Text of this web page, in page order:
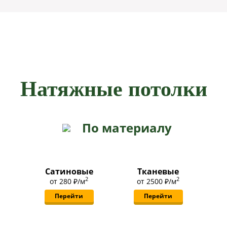
Натяжные потолки
По материалу
Сатиновые
от 280 ₽/м2
Перейти
Тканевые
от 2500 ₽/м2
Перейти